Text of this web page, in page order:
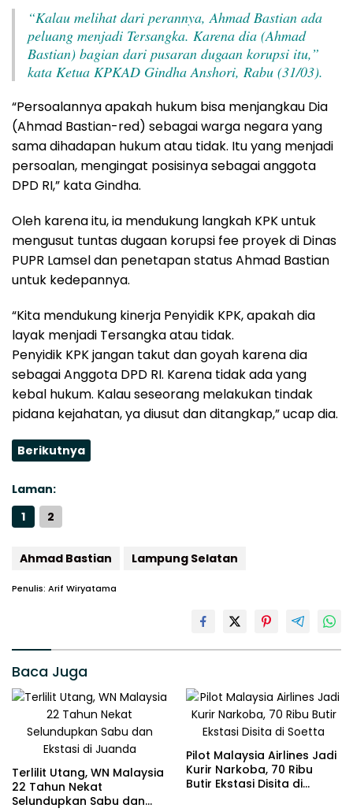
“Kalau melihat dari perannya, Ahmad Bastian ada
peluang menjadi Tersangka. Karena dia (Ahmad
Bastian) bagian dari pusaran dugaan korupsi itu,”
kata Ketua KPKAD Gindha Anshori, Rabu (31/03).
“Persoalannya apakah hukum bisa menjangkau Dia
(Ahmad Bastian-red) sebagai warga negara yang
sama dihadapan hukum atau tidak. Itu yang menjadi
persoalan, mengingat posisinya sebagai anggota
DPD RI,” kata Gindha.
Oleh karena itu, ia mendukung langkah KPK untuk
mengusut tuntas dugaan korupsi fee proyek di Dinas
PUPR Lamsel dan penetapan status Ahmad Bastian
untuk kedepannya.
“Kita mendukung kinerja Penyidik KPK, apakah dia
layak menjadi Tersangka atau tidak.
Penyidik KPK jangan takut dan goyah karena dia
sebagai Anggota DPD RI. Karena tidak ada yang
kebal hukum. Kalau seseorang melakukan tindak
pidana kejahatan, ya diusut dan ditangkap,” ucap dia.
Berikutnya
Laman:
1
2
Ahmad Bastian Lampung Selatan
Penulis: Arif Wiryatama
Baca Juga
Terlilit Utang, WN Malaysia
22 Tahun Nekat
Selundupkan Sabu dan
Pilot Malaysia Airlines Jadi
Kurir Narkoba, 70 Ribu
Butir Ekstasi Disita di